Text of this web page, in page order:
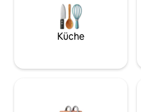
Waschmaschine mit Trockner,
Wasserkocher, Toaster,
Küche